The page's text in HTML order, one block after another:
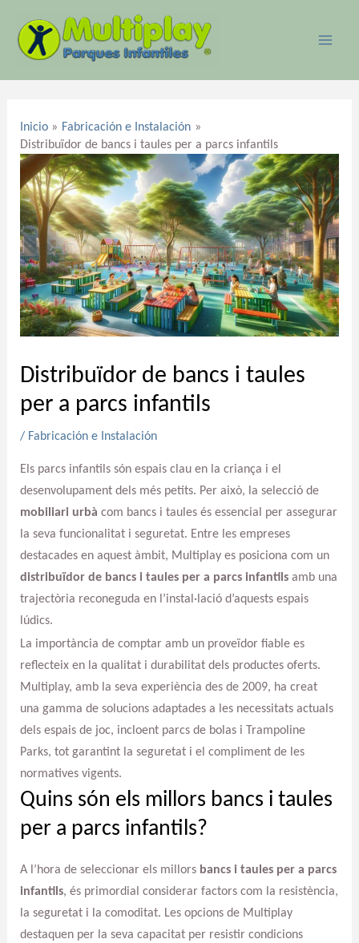
contenido
Inicio
Fabricación e Instalación
Distribuïdor de bancs i taules per a parcs infantils
Distribuïdor de bancs i taules
per a parcs infantils
/ Fabricación e Instalación
Els parcs infantils són espais clau en la criança i el
desenvolupament dels més petits. Per això, la selecció de
mobiliari urbà com bancs i taules és essencial per assegurar
la seva funcionalitat i seguretat. Entre les empreses
destacades en aquest àmbit, Multiplay es posiciona com un
distribuïdor de bancs i taules per a parcs infantilsamb una
trajectòria reconeguda en l’instal·lació d’aquests espais
lúdics.
La importància de comptar amb un proveïdor fiable es
reflecteix en la qualitat i durabilitat dels productes oferts.
Multiplay, amb la seva experiència des de 2009, ha creat
una gamma de solucions adaptades a les necessitats actuals
dels espais de joc, incloent parcs de bolas i Trampoline
Parks, tot garantint la seguretat i el compliment de les
normatives vigents.
Quins són els millors bancs i taules
per a parcs infantils?
A l’hora de seleccionar els millors bancs i taules per a parcs
infantils, és primordial considerar factors com la resistència,
la seguretat i la comoditat. Les opcions de Multiplay
destaquen per la seva capacitat per resistir condicions
entradas